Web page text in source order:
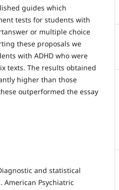
guides which
tests for students with
or multiple choice
these proposals we
with ADHD who were
texts. The results obtained
higher than those
outperformed the essay
and statistical
American Psychiatric